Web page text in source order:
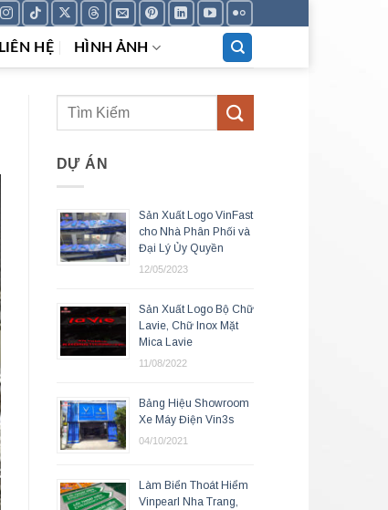
LIÊN HỆ HÌNH ẢNH
DỰ ÁN
Sản Xuất Logo VinFast
cho Nhà Phân Phối và
Đại Lý Ủy Quyền
12/05/2023
Sản Xuất Logo Bộ Chữ
Lavie, Chữ Inox Mặt
Mica Lavie
11/08/2022
Bảng Hiệu Showroom
Xe Máy Điện Vin3s
04/10/2021
Làm Biển Thoát Hiểm
Vinpearl Nha Trang,